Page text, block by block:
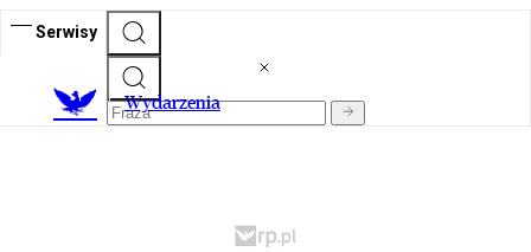
Serwisy
Wydarzenia